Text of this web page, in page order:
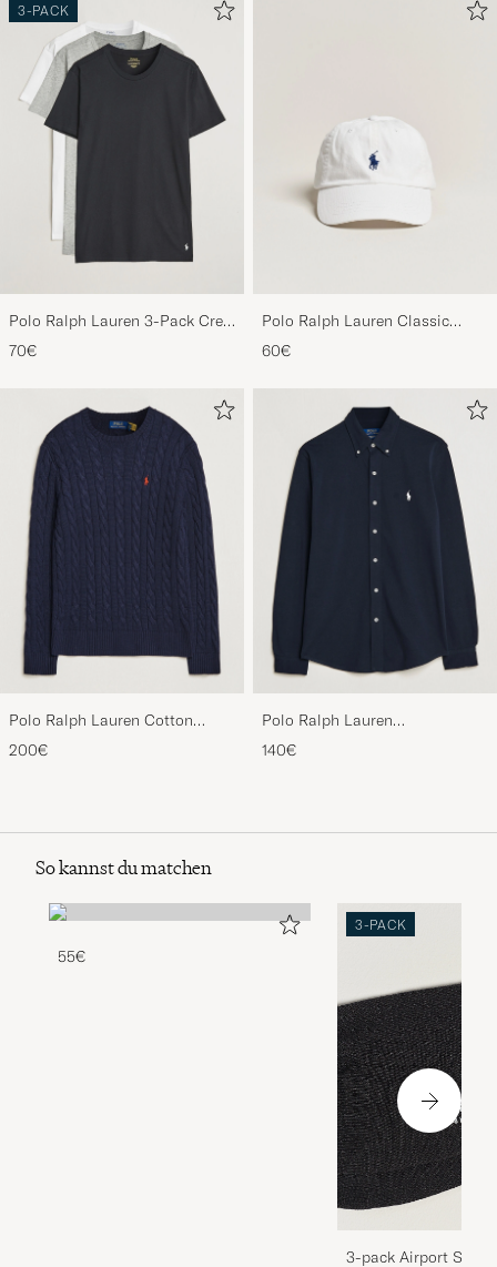
3-PACK
Polo Ralph Lauren 3-Pack Crew
Neck T-Shirt
White/Black/Andover Heather
70€
Polo Ralph Lauren Classic
60€
Polo Ralph Lauren Cotton
Cable Pullover Hunter Navy
200€
Polo Ralph Lauren
Featherweight Mesh Shirt
Aviator Navy
140€
So kannst du matchen
55€
3-PACK
3-pack Airport